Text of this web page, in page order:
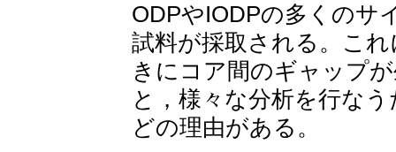
ODPやIODPの多くのサ
試料が採取される。こ
きにコア間のギャップ
と，様々な分析を行な
どの理由がある。